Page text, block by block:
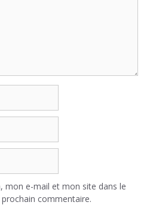
mon e-mail et mon site dans le
commentaire.